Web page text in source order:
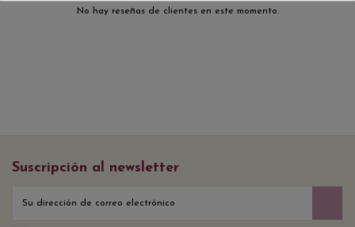
No hay reseñas de clientes en este momento.
Suscripción al newsletter